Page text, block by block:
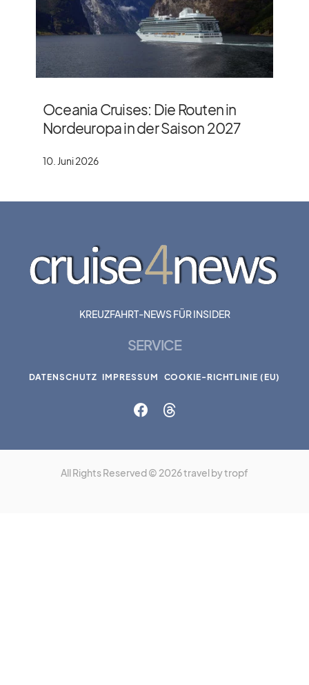
Oceania Cruises: Die Routen in
Nordeuropa in der Saison 2027
10. Juni 2026
KREUZFAHRT-NEWS FÜR INSIDER
SERVICE
DATENSCHUTZ IMPRESSUM COOKIE-RICHTLINIE (EU)
All Rights Reserved © 2026 travel by tropf